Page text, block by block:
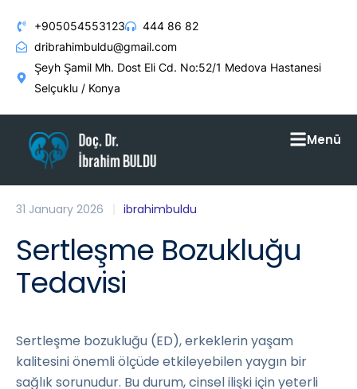
+905054553123
444 86 82
dribrahimbuldu@gmail.com
Şeyh Şamil Mh. Dost Eli Cd. No:52/1 Medova Hastanesi
Selçuklu / Konya
Menü
31 January 2026 ibrahimbuldu
Sertleşme Bozukluğu
Tedavisi
Sertleşme bozukluğu (ED), erkeklerin yaşam
kalitesini önemli ölçüde etkileyebilen yaygın bir
sağlık sorunudur. Bu durum, cinsel ilişki için yeterli